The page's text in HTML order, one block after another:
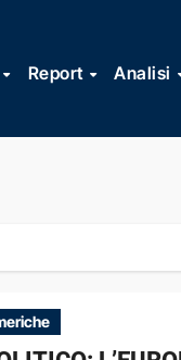
Report Analisi